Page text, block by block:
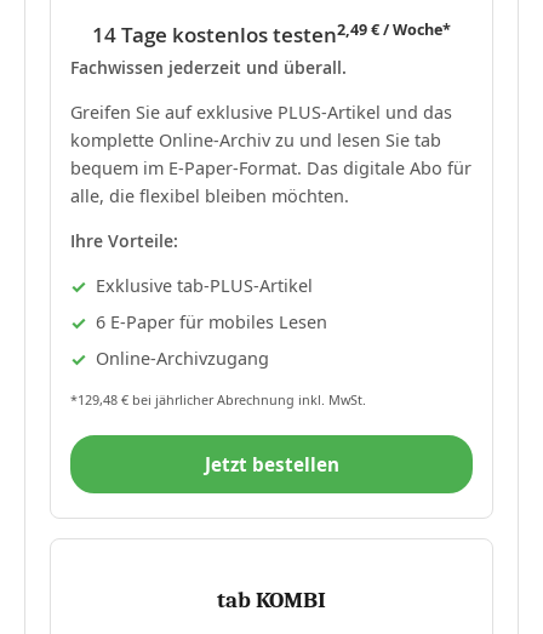
14 Tage kostenlos testen2,49 € / Woche*
Fachwissen jederzeit und überall.
Greifen Sie auf exklusive PLUS-Artikel und das
komplette Online-Archiv zu und lesen Sie tab
bequem im E-Paper-Format. Das digitale Abo für
alle, die flexibel bleiben möchten.
Ihre Vorteile:
Exklusive tab-PLUS-Artikel
6 E-Paper für mobiles Lesen
Online-Archivzugang
*129,48 € bei jährlicher Abrechnung inkl. MwSt.
Jetzt bestellen
tab KOMBI